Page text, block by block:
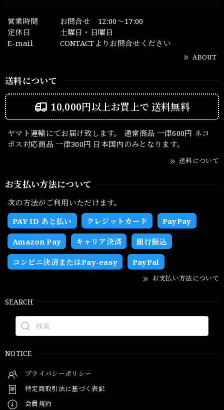
営業時間
お問合せ 12:00～17:00
定休日
土曜日・日曜日
E-mail
CONTACTよりお問合せください
ABOUT
送料について
10,000円以上お買上で送料無料
ヤマト運輸にてお届け致します。 通常商品 一律600円 ネコ
ポス対応商品 一律300円 日本国内のみとなります。
送料について
お支払い方法について
次の方法がご利用いただけます。
PAY ID あと払い
クレジットカード PayPay
Amazon Pay キャリア決済 銀行振込
コンビニ決済またはPay-easy PayPal
お支払い方法について
SEARCH
NOTICE
プライバシーポリシー
特定商取引法に基づく表記
会員規約